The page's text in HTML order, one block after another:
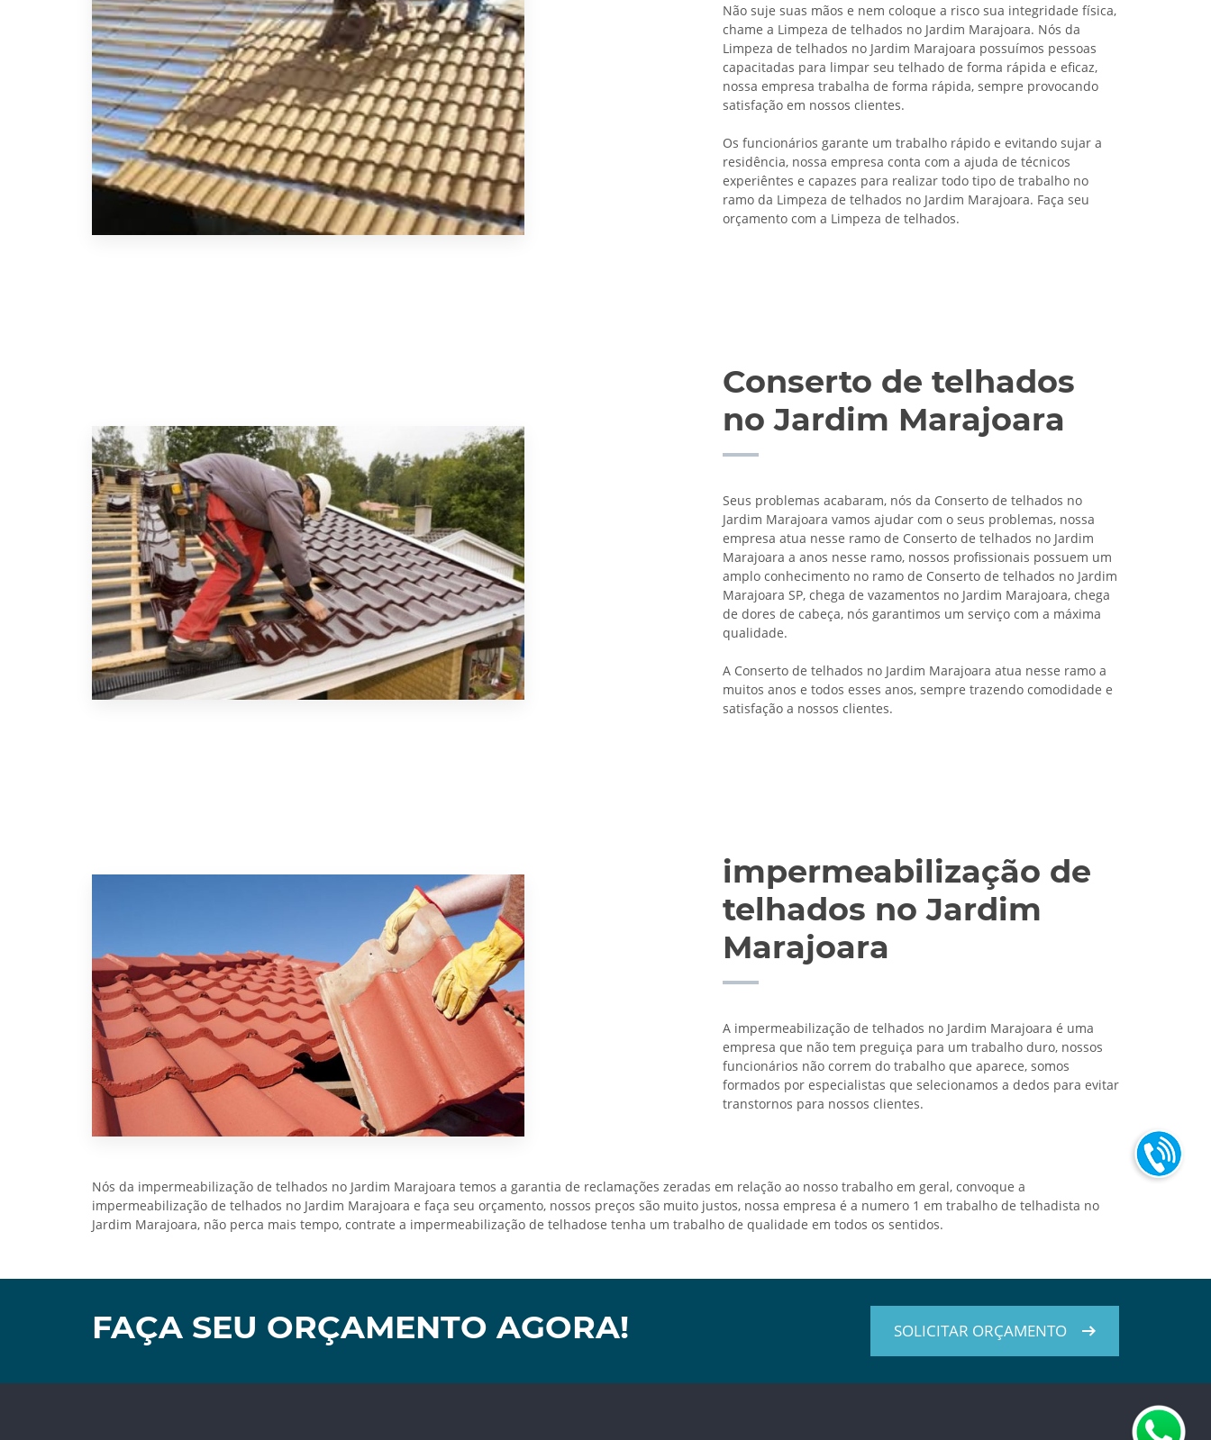
Não suje suas mãos e nem coloque a risco sua integridade física,
chame a Limpeza de telhados no Jardim Marajoara. Nós da
Limpeza de telhados no Jardim Marajoara possuímos pessoas
capacitadas para limpar seu telhado de forma rápida e eficaz,
nossa empresa trabalha de forma rápida, sempre provocando
satisfação em nossos clientes.
Os funcionários garante um trabalho rápido e evitando sujar a
residência, nossa empresa conta com a ajuda de técnicos
experiêntes e capazes para realizar todo tipo de trabalho no
ramo da Limpeza de telhados no Jardim Marajoara. Faça seu
orçamento com a Limpeza de telhados.
Conserto de telhados
no Jardim Marajoara
Seus problemas acabaram, nós da Conserto de telhados no
Jardim Marajoara vamos ajudar com o seus problemas, nossa
empresa atua nesse ramo de Conserto de telhados no Jardim
Marajoara a anos nesse ramo, nossos profissionais possuem um
amplo conhecimento no ramo de Conserto de telhados no Jardim
Marajoara SP, chega de vazamentos no Jardim Marajoara, chega
de dores de cabeça, nós garantimos um serviço com a máxima
qualidade.
A Conserto de telhados no Jardim Marajoara atua nesse ramo a
muitos anos e todos esses anos, sempre trazendo comodidade e
satisfação a nossos clientes.
impermeabilização de
telhados no Jardim
Marajoara
A impermeabilização de telhados no Jardim Marajoara é uma
empresa que não tem preguiça para um trabalho duro, nossos
funcionários não correm do trabalho que aparece, somos
formados por especialistas que selecionamos a dedos para evitar
transtornos para nossos clientes.
Nós da impermeabilização de telhados no Jardim Marajoara temos a garantia de reclamações zeradas em relação ao nosso trabalho em geral, convoque a
impermeabilização de telhados no Jardim Marajoara e faça seu orçamento, nossos preços são muito justos, nossa empresa é a numero 1 em trabalho de telhadista no
Jardim Marajoara, não perca mais tempo, contrate a impermeabilização de telhadose tenha um trabalho de qualidade em todos os sentidos.
FAÇA SEU ORÇAMENTO AGORA! SOLICITAR ORÇAMENTO